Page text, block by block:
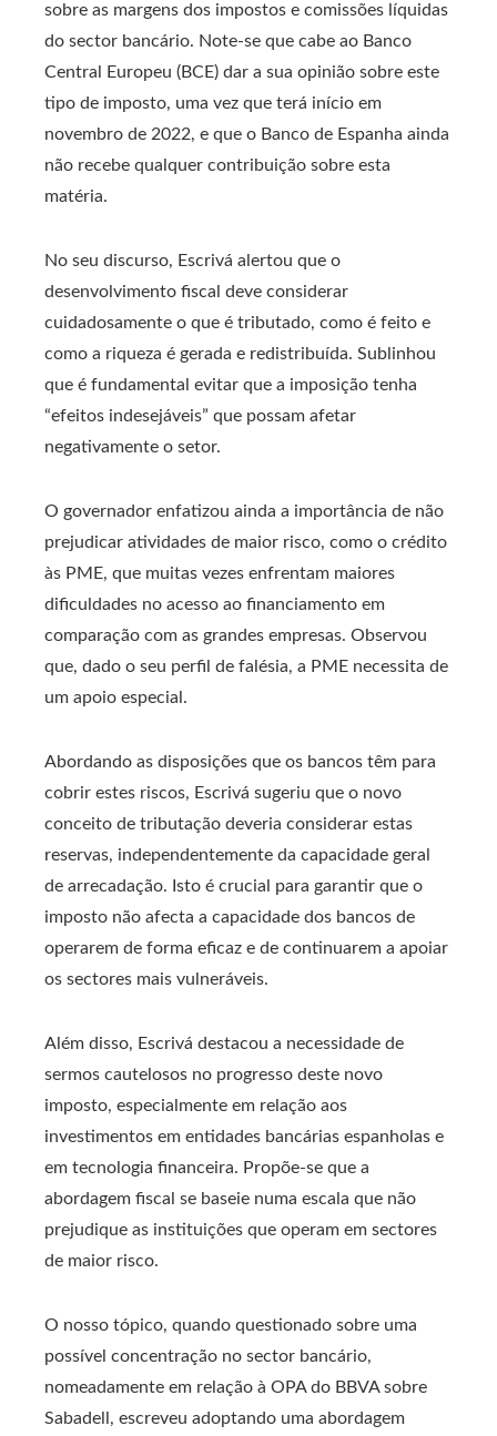
sobre as margens dos impostos e comissões líquidas
do sector bancário. Note-se que cabe ao Banco
Central Europeu (BCE) dar a sua opinião sobre este
tipo de imposto, uma vez que terá início em
novembro de 2022, e que o Banco de Espanha ainda
não recebe qualquer contribuição sobre esta
matéria.
No seu discurso, Escrivá alertou que o
desenvolvimento fiscal deve considerar
cuidadosamente o que é tributado, como é feito e
como a riqueza é gerada e redistribuída. Sublinhou
que é fundamental evitar que a imposição tenha
“efeitos indesejáveis” que possam afetar
negativamente o setor.
O governador enfatizou ainda a importância de não
prejudicar atividades de maior risco, como o crédito
às PME, que muitas vezes enfrentam maiores
dificuldades no acesso ao financiamento em
comparação com as grandes empresas. Observou
que, dado o seu perfil de falésia, a PME necessita de
um apoio especial.
Abordando as disposições que os bancos têm para
cobrir estes riscos, Escrivá sugeriu que o novo
conceito de tributação deveria considerar estas
reservas, independentemente da capacidade geral
de arrecadação. Isto é crucial para garantir que o
imposto não afecta a capacidade dos bancos de
operarem de forma eficaz e de continuarem a apoiar
os sectores mais vulneráveis.
Além disso, Escrivá destacou a necessidade de
sermos cautelosos no progresso deste novo
imposto, especialmente em relação aos
investimentos em entidades bancárias espanholas e
em tecnologia financeira. Propõe-se que a
abordagem fiscal se baseie numa escala que não
prejudique as instituições que operam em sectores
de maior risco.
O nosso tópico, quando questionado sobre uma
possível concentração no sector bancário,
nomeadamente em relação à OPA do BBVA sobre
Sabadell, escreveu adoptando uma abordagem